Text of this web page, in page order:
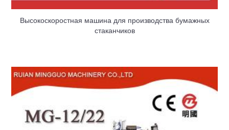
Высокоскоростная машина для производства бумажных
стаканчиков